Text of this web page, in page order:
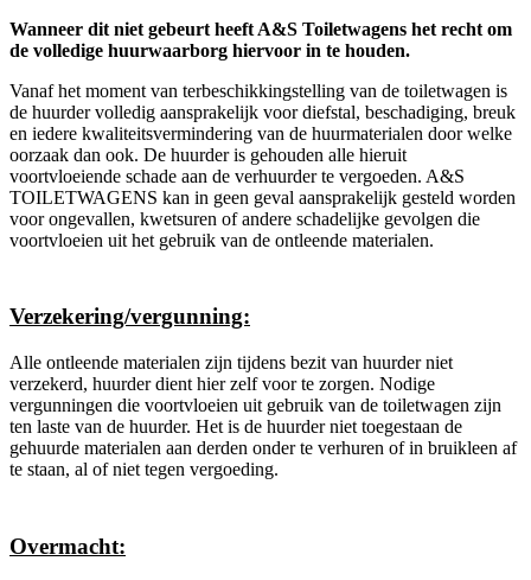
Wanneer dit niet gebeurt heeft A&S Toiletwagens het recht om
de volledige huurwaarborg hiervoor in te houden.
Vanaf het moment van terbeschikkingstelling van de toiletwagen is
de huurder volledig aansprakelijk voor diefstal, beschadiging, breuk
en iedere kwaliteitsvermindering van de huurmaterialen door welke
oorzaak dan ook. De huurder is gehouden alle hieruit
voortvloeiende schade aan de verhuurder te vergoeden. A&S
TOILETWAGENS kan in geen geval aansprakelijk gesteld worden
voor ongevallen, kwetsuren of andere schadelijke gevolgen die
voortvloeien uit het gebruik van de ontleende materialen.
Verzekering/vergunning:
Alle ontleende materialen zijn tijdens bezit van huurder niet
verzekerd, huurder dient hier zelf voor te zorgen. Nodige
vergunningen die voortvloeien uit gebruik van de toiletwagen zijn
ten laste van de huurder. Het is de huurder niet toegestaan de
gehuurde materialen aan derden onder te verhuren of in bruikleen af
te staan, al of niet tegen vergoeding.
Overmacht: